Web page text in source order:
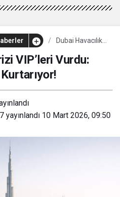
Dubai Havacılık
Vurdu: 1win
Özel Jetlerle
VIP’leri Vurdu:
yayınlandı 10 Mart 2026, 09:50